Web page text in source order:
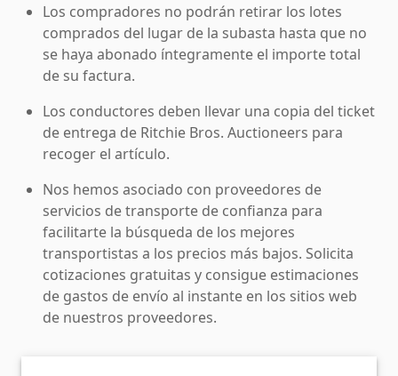
Los compradores no podrán retirar los lotes
comprados del lugar de la subasta hasta que no
se haya abonado íntegramente el importe total
de su factura.
Los conductores deben llevar una copia del ticket
de entrega de Ritchie Bros. Auctioneers para
recoger el artículo.
Nos hemos asociado con proveedores de
servicios de transporte de confianza para
facilitarte la búsqueda de los mejores
transportistas a los precios más bajos. Solicita
cotizaciones gratuitas y consigue estimaciones
de gastos de envío al instante en los sitios web
de nuestros proveedores.